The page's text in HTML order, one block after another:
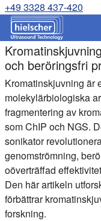
+49 3328 437-420
och beröringsfri
Kromatinskjuvning är
molekylärbiologiska
fragmentering av
som ChIP och NGS.
sonikator
genomströmning,
oöverträffad
Den här artikeln
förbättrar
forskning.